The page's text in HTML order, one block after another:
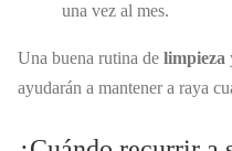
una vez al mes.
Una buena rutina de limpieza
ayudarán a mantener a raya